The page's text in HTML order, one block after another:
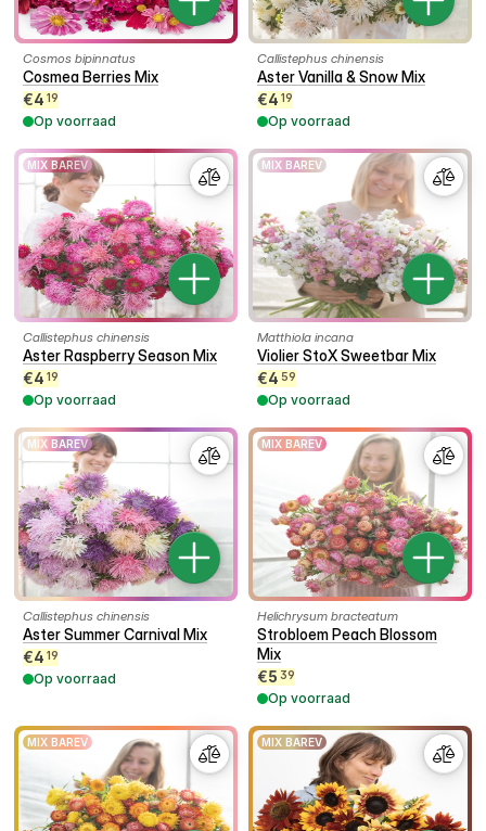
Cosmos bipinnatus
Cosmea Berries Mix
€4 19
Op voorraad
Callistephus chinensis
Aster Vanilla & Snow Mix
€4 19
Op voorraad
MIX BAREV
Callistephus chinensis
Aster Raspberry Season Mix
€4 19
Op voorraad
MIX BAREV
Matthiola incana
Violier StoX Sweetbar Mix
€4 59
Op voorraad
MIX BAREV
Callistephus chinensis
Aster Summer Carnival Mix
€4 19
Op voorraad
MIX BAREV
Helichrysum bracteatum
Strobloem Peach Blossom
Mix
€5 39
Op voorraad
MIX BAREV MIX BAREV